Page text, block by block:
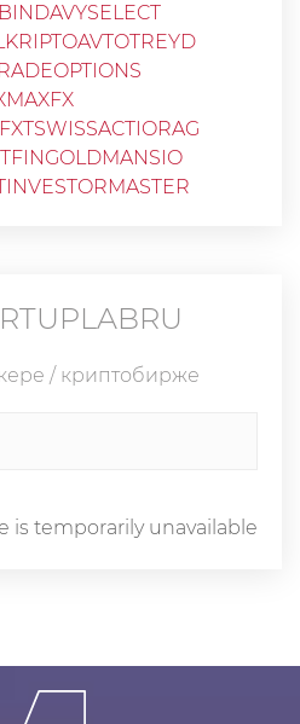
DAVYSELECT
KRIPTOAVTOTREYD
FXTSWISSACTIORAG
GOLDMANSIO
INVESTORMASTER
/ криптобирже
is temporarily unavailable